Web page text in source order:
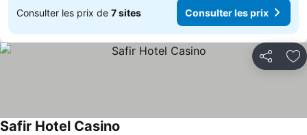
Consulter les prix de 7 sites Consulter les prix
Partager
Safir Hotel Casino